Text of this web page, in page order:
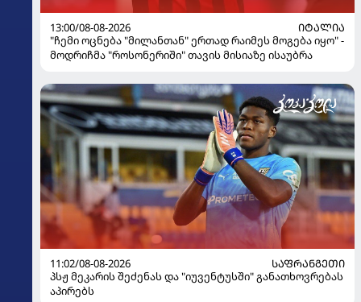
13:00/08-08-2026
ᲘᲢᲐᲚᲘᲐ
"ჩემი ოცნება "მილანთან" ერთად რაიმეს მოგება იყო" -
მოდრიჩმა "როსონერიში" თავის მისიაზე ისაუბრა
11:02/08-08-2026
ᲡᲐᲤᲠᲐᲜᲒᲔᲗᲘ
პსჟ მეკარის შეძენას და "იუვენტუსში" განათხოვრებას
აპირებს